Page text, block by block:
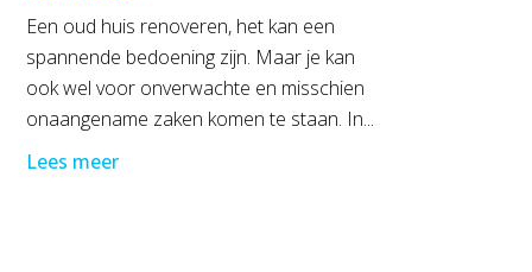
Een oud huis renoveren, het kan een
spannende bedoening zijn. Maar je kan
ook wel voor onverwachte en misschien
onaangename zaken komen te staan. In...
Lees meer